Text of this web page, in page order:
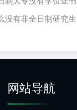
没有非全日制研究生
网站导航